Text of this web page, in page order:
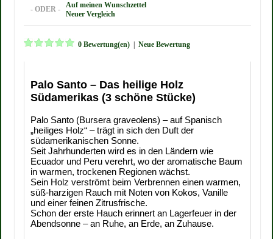
- ODER -
Auf meinen Wunschzettel
Neuer Vergleich
0 Bewertung(en) |Neue Bewertung
Palo Santo – Das heilige Holz
Südamerikas (3 schöne Stücke)
Palo Santo (Bursera graveolens) – auf Spanisch
„heiliges Holz“ – trägt in sich den Duft der
südamerikanischen Sonne.
Seit Jahrhunderten wird es in den Ländern wie
Ecuador und Peru verehrt, wo der aromatische Baum
in warmen, trockenen Regionen wächst.
Sein Holz verströmt beim Verbrennen einen warmen,
süß-harzigen Rauch mit Noten von Kokos, Vanille
und einer feinen Zitrusfrische.
Schon der erste Hauch erinnert an Lagerfeuer in der
Abendsonne – an Ruhe, an Erde, an Zuhause.